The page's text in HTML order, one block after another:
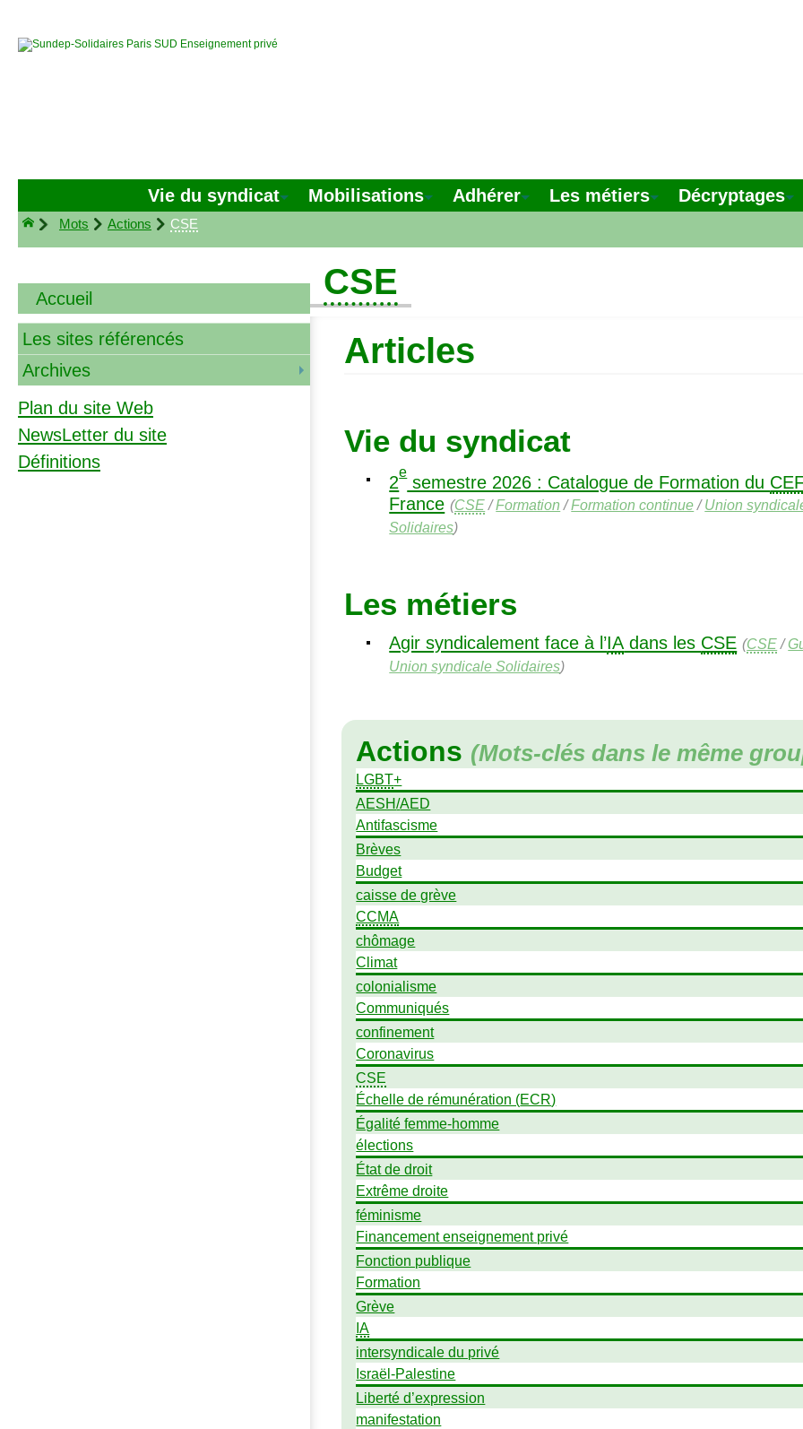
Vie du syndicat Mobilisations Adhérer Les métiers Décryptages
Mots Actions CSE
CSE
Articles
Vie du syndicat
2
e
semestre 2026 : Catalogue de Formation du
France (CSE/Formation /Formation continue/Union
Solidaires)
Les métiers
Agir syndicalement face à l’IA dans les CSE (CSE/
Union syndicale Solidaires)
Actions (Mots-clés dans le même
LGBT+
AESH/AED
Antifascisme
Brèves
Budget
caisse de grève
CCMA
chômage
Climat
colonialisme
Communiqués
confinement
Coronavirus
CSE
Échelle de rémunération (ECR)
Égalité femme-homme
élections
État de droit
Extrême droite
féminisme
Financement enseignement privé
Fonction publique
Formation
Grève
IA
intersyndicale du privé
Israël-Palestine
Liberté d’expression
manifestation
Accueil
Les sites référencés
Archives
Plan du site Web
NewsLetter du site
Définitions